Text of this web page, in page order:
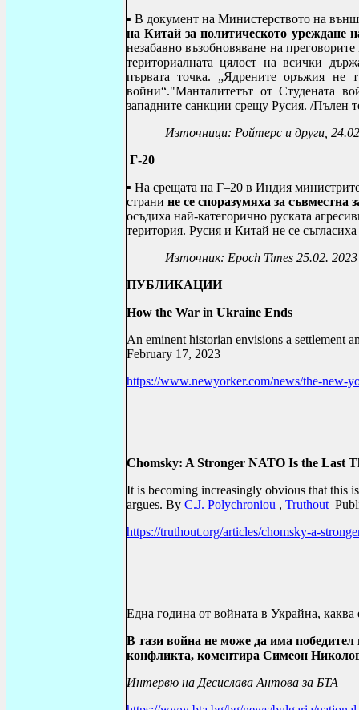
▪ В документ на Министерството на
на Китай за политическото уреждане
незабавно възобновяване на
териториалната цялост на всички
първата точка. „Ядрените оръжия не
войни“."Манталитетът от Студената
западните санкции срещу Русия. /Пълен
Източници: Ройтерс и други,
Г-20
▪ На срещата на Г–20 в Индия
страни не се споразумяха за съвместна
осъдиха най-категорично руската
територия. Русия и Китай не се
Източник: Epoch Times 25.02. 2023
ПУБЛИКАЦИИ
How the War in Ukraine Ends
An eminent historian envisions a settlement
February 17, 2023
https://www.newyorker.com/news/the-new-
Chomsky: A Stronger NATO Is the Last
It is becoming increasingly obvious that this
argues. By C.J. Polychroniou , Truthout
https://truthout.org/articles/chomsky-a-
Една година от войната в Украйна, каква
В тази война не може да има
конфликта, коментира Симеон
Интервю на Десислава Антова за БТА